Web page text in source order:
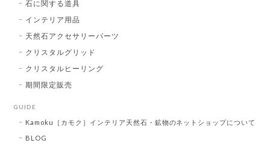
石に関する道具
インテリア用品
天然石アクセサリーパーツ
クリスタルグリッド
クリスタルヒーリング
期間限定販売
GUIDE
Kamoku［カモク］インテリア天然石・鉱物のネットショップについて
BLOG